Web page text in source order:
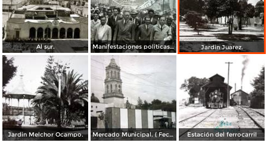
Al sur. Manifestaciones politicas en Maravatio Michoacán. ( Fechada el 19 de Abril de 1944 ). Jardin Juarez.
Jardin Melchor Ocampo. Mercado Municipal. ( Fechada el 26 de Octubre de 1963 ). Estación del ferrocarril